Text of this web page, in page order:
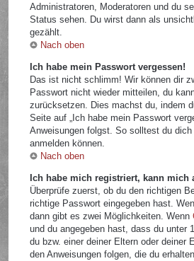
Administratoren, Moderatoren und du
Status sehen. Du wirst dann als
gezählt.
Nach oben
Ich habe mein Passwort vergessen!
Das ist nicht schlimm! Wir können dir
Passwort nicht wieder mitteilen, du
zurücksetzen. Dies machst du, indem
Seite auf „Ich habe mein Passwort
Anweisungen folgst. So solltest du
anmelden können.
Nach oben
Ich habe mich registriert, kann mich
Überprüfe zuerst, ob du den richtigen
richtige Passwort eingegeben hast.
dann gibt es zwei Möglichkeiten. Wenn
und du angegeben hast, dass du unter
du bzw. einer deiner Eltern oder deiner
den Anweisungen folgen, die du